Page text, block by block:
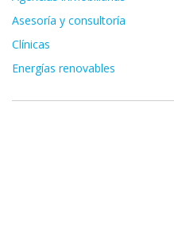
Asesoría y consultoría
Clínicas
Energías renovables